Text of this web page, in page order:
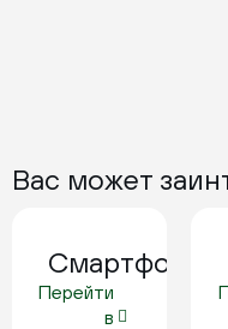
Вас может
Смартфоны
Перейти
в